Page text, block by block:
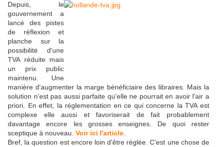
Depuis, le
gouvernement a
lancé des pistes
de réflexion et
planche sur la
possibilité d'une
TVA réduite mais
un prix public
maintenu. Une
manière d'augmenter la marge bénéficiaire des libraires. Mais la
solution n'est pas aussi parfaite qu'elle ne pourrait en avoir l'air a
priori. En effet, la réglementation en ce qui concerne la TVA est
complexe elle aussi et favoriserait de fait probablement
davantage encore les grosses enseignes. De quoi rester
sceptique à nouveau. Voir ici l'article
Bref, la question est encore loin d'être réglée. C'est une chose de